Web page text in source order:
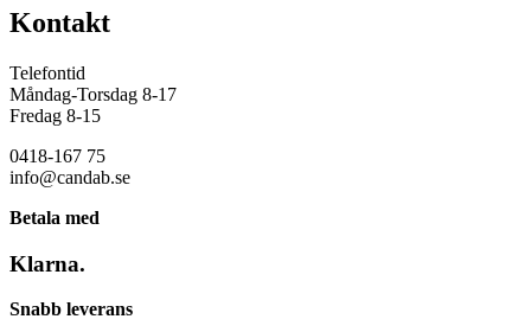
Kontakt
Telefontid
Måndag-Torsdag 8-17
Fredag 8-15
0418-167 75
info@candab.se
Betala med
Klarna.
Snabb leverans